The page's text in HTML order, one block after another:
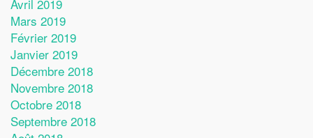
Avril 2019
Mars 2019
Février 2019
Janvier 2019
Décembre 2018
Novembre 2018
Octobre 2018
Septembre 2018